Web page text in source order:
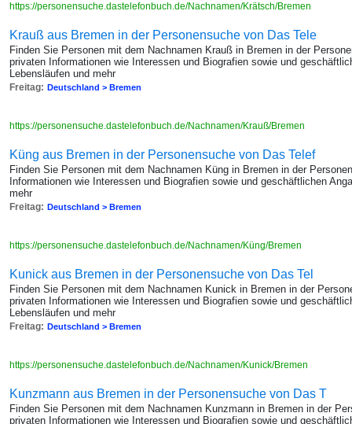
https://personensuche.dastelefonbuch.de/Nachnamen/Krätsch/Bremen
Krauß aus Bremen in der Personensuche von Das Tele
Finden Sie Personen mit dem Nachnamen Krauß in Bremen in der
privaten Informationen wie Interessen und Biografien sowie und
Lebensläufen und mehr
Freitag: Deutschland > Bremen
https://personensuche.dastelefonbuch.de/Nachnamen/Krauß/Bremen
Küng aus Bremen in der Personensuche von Das Telef
Finden Sie Personen mit dem Nachnamen Küng in Bremen in der
Informationen wie Interessen und Biografien sowie und geschäftlichen
mehr
Freitag: Deutschland > Bremen
https://personensuche.dastelefonbuch.de/Nachnamen/Küng/Bremen
Kunick aus Bremen in der Personensuche von Das Tel
Finden Sie Personen mit dem Nachnamen Kunick in Bremen in der
privaten Informationen wie Interessen und Biografien sowie und
Lebensläufen und mehr
Freitag: Deutschland > Bremen
https://personensuche.dastelefonbuch.de/Nachnamen/Kunick/Bremen
Kunzmann aus Bremen in der Personensuche von Das T
Finden Sie Personen mit dem Nachnamen Kunzmann in Bremen in der
privaten Informationen wie Interessen und Biografien sowie und